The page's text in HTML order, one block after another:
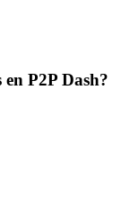
P2P Dash?